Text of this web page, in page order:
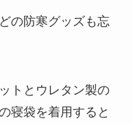
の防寒グッズも忘
トとウレタン製の
寝袋を着用すると